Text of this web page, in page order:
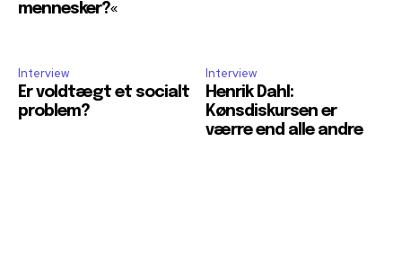
mennesker?«
Interview
Er voldtægt et socialt
problem?
Interview
Henrik Dahl:
Kønsdiskursen er
værre end alle andre